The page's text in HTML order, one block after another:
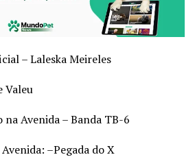
– Laleska Meireles
Valeu
Avenida – Banda TB-6
–Pegada do X